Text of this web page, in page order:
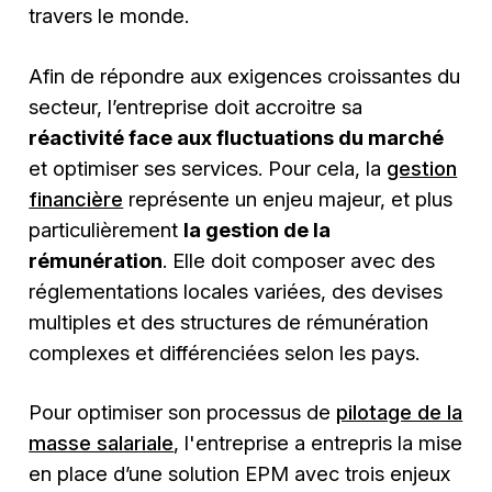
travers le monde.
Afin de répondre aux exigences croissantes du
secteur, l’entreprise doit accroitre sa
réactivité face aux fluctuations du marché
et optimiser ses services. Pour cela, la gestion
financière représente un enjeu majeur, et plus
particulièrement la gestion de la
rémunération. Elle doit composer avec des
réglementations locales variées, des devises
multiples et des structures de rémunération
complexes et différenciées selon les pays.
Pour optimiser son processus de pilotage de la
masse salariale, l'entreprise a entrepris la mise
en place d’une solution EPM avec trois enjeux